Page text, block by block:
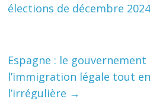
élections de décembre
Espagne : le
l’immigration légale tout
l’irrégulière →